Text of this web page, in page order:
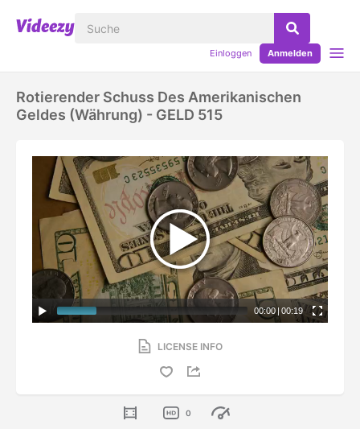
Einloggen Anmelden
Rotierender Schuss Des Amerikanischen
Geldes (Währung) - GELD 515
00:00 | 00:19
LICENSE INFO
0